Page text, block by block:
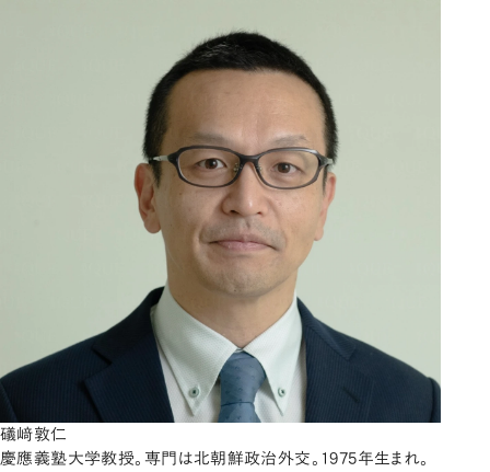
礒﨑敦仁
慶應義塾大学教授。専門は北朝鮮政治外交。1975年生まれ。